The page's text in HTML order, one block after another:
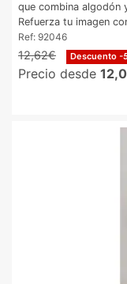
que combina algodón
Refuerza tu imagen
Ref: 92046
12,62€ Descuento -
Precio desde